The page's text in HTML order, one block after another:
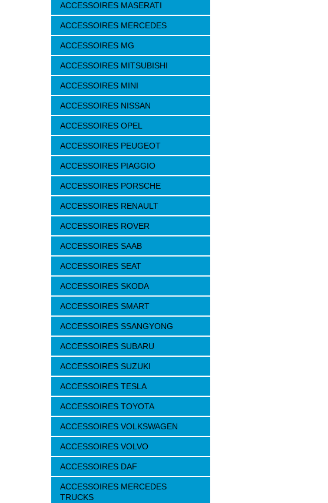
ACCESSOIRES MASERATI
ACCESSOIRES MERCEDES
ACCESSOIRES MG
ACCESSOIRES MITSUBISHI
ACCESSOIRES MINI
ACCESSOIRES NISSAN
ACCESSOIRES OPEL
ACCESSOIRES PEUGEOT
ACCESSOIRES PIAGGIO
ACCESSOIRES PORSCHE
ACCESSOIRES RENAULT
ACCESSOIRES ROVER
ACCESSOIRES SAAB
ACCESSOIRES SEAT
ACCESSOIRES SKODA
ACCESSOIRES SMART
ACCESSOIRES SSANGYONG
ACCESSOIRES SUBARU
ACCESSOIRES SUZUKI
ACCESSOIRES TESLA
ACCESSOIRES TOYOTA
ACCESSOIRES VOLKSWAGEN
ACCESSOIRES VOLVO
ACCESSOIRES DAF
ACCESSOIRES MERCEDES
TRUCKS